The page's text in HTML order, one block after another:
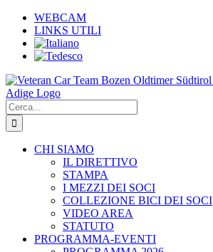
Salta
contenuto
WEBCAM
LINKS UTILI
Cerca
per:
CHI SIAMO
IL DIRETTIVO
STAMPA
I MEZZI DEI SOCI
COLLEZIONE BICI DEI SOCI
VIDEO AREA
STATUTO
PROGRAMMA-EVENTI